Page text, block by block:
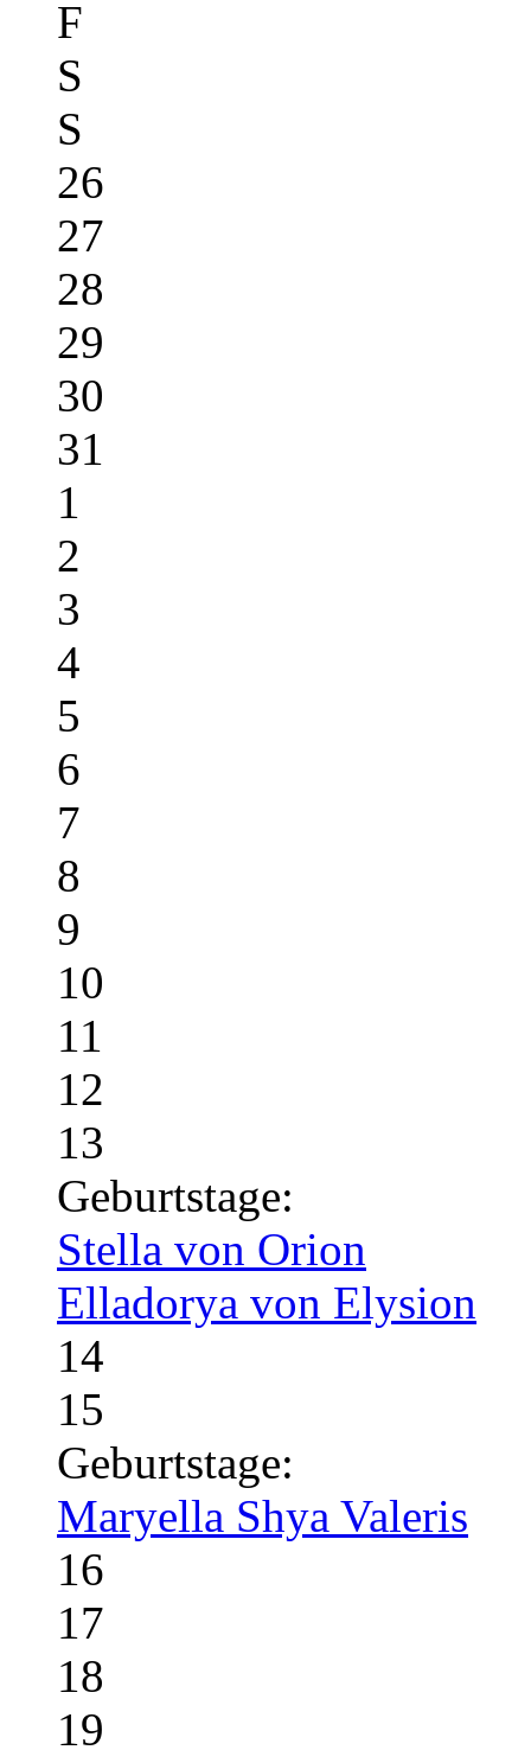
F
S
S
26
27
28
29
30
31
1
2
3
4
5
6
7
8
9
10
11
12
13
Geburtstage:
Stella von Orion
Elladorya von Elysion
14
15
Geburtstage:
Maryella Shya Valeris
16
17
18
19